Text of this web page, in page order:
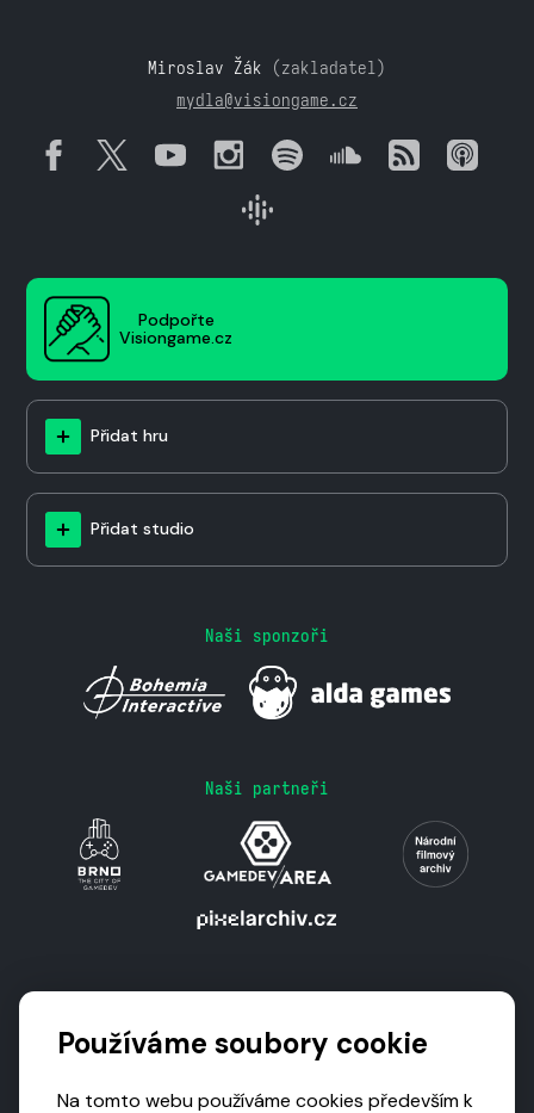
Miroslav Žák (zakladatel)
mydla@visiongame.cz
Podpořte
Visiongame.cz
Přidat hru
Přidat studio
Naši sponzoři
Naši partneři
Používáme soubory cookie
Na tomto webu používáme cookies především k